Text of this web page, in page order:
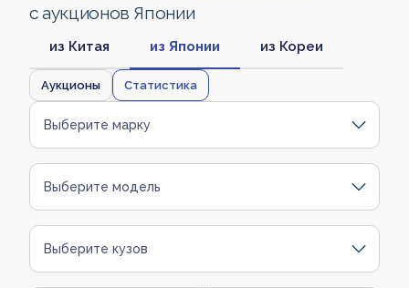
с аукционов Японии
из Китая из Японии из Кореи
Аукционы Статистика
Выберите марку
Выберите модель
Выберите кузов